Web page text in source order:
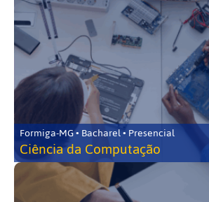
Formiga-MG • Bacharel • Presencial
Ciência da Computação